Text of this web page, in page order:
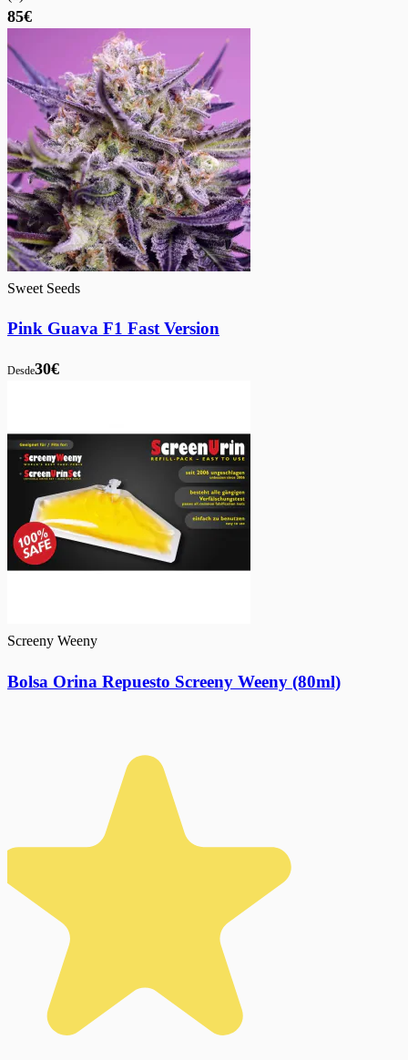
85€
Sweet Seeds
Pink Guava F1 Fast Version
Desde30€
Screeny Weeny
Bolsa Orina Repuesto Screeny Weeny (80ml)